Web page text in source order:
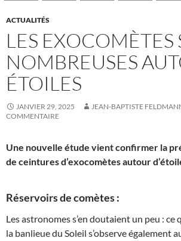
ACTUALITÉS
LES EXOCOMÈTES
NOMBREUSES
ÉTOILES
JANVIER 29, 2025 JEAN-BAPTISTE
COMMENTAIRE
Une nouvelle étude vient confirmer la
de ceintures d’exocomètes autour
Réservoirs de comètes :
Les astronomes s’en doutaient un peu : ce
la banlieue du Soleil s’observe également